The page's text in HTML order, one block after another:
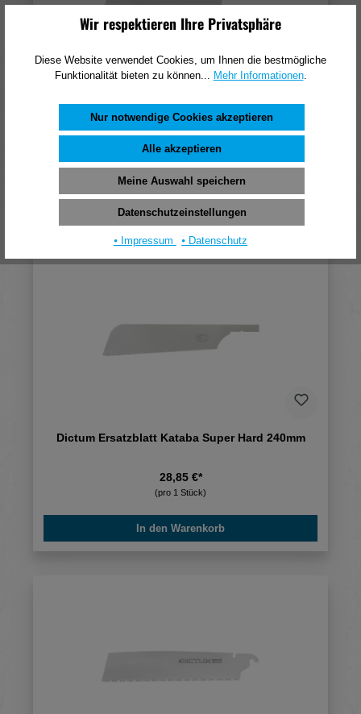
25,03 €*
(pro 1 Stück)
In den Warenkorb
Dictum Ersatzblatt Kataba Super Hard 240mm
28,85 €*
(pro 1 Stück)
In den Warenkorb
Wir respektieren Ihre Privatsphäre
Diese Website verwendet Cookies, um Ihnen die bestmögliche
Funktionalität bieten zu können... Mehr Informationen.
Nur notwendige Cookies akzeptieren
Alle akzeptieren
Meine Auswahl speichern
Datenschutzeinstellungen
⦁ Impressum ⦁ Datenschutz